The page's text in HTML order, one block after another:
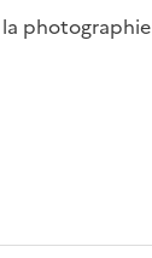
photographie